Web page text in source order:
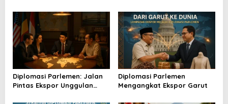
Diplomasi Parlemen: Jalan
Pintas Ekspor Unggulan
Diplomasi Parlemen
Mengangkat Ekspor Garut